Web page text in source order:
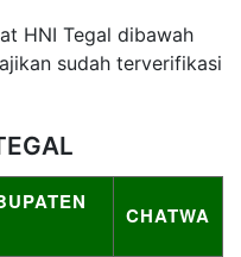
HNI Tegal dibawah
sudah terverifikasi
CHATWA